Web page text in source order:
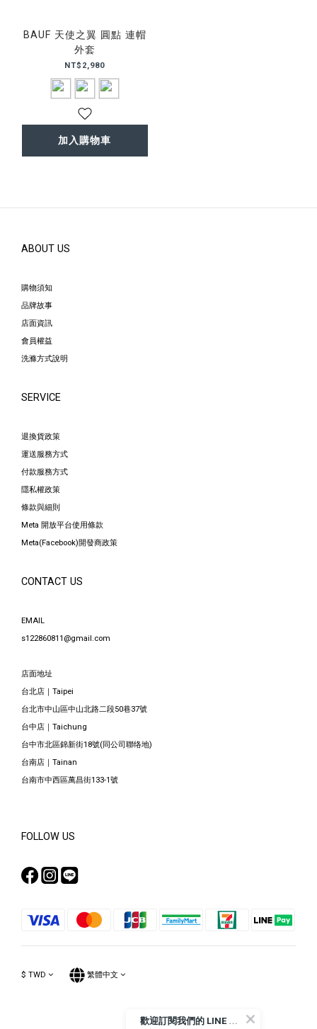
BAUF 天使之翼 圓點 連帽
外套
NT$2,980
加入購物車
ABOUT US
購物須知
品牌故事
店面資訊
會員權益
洗滌方式說明
SERVICE
退換貨政策
運送服務方式
付款服務方式
隱私權政策
條款與細則
Meta 開放平台使用條款
Meta(Facebook)開發商政策
CONTACT US
EMAIL
s122860811@gmail.com
店面地址
台北店｜Taipei
台北市中山區中山北路二段50巷37號
台中店｜Taichung
台中市北區錦新街18號(同公司聯络地)
台南店｜Tainan
台南市中西區萬昌街133-1號
FOLLOW US
$ TWD 繁體中文
歡
迎訂閱我們的 LINE 官方帳號